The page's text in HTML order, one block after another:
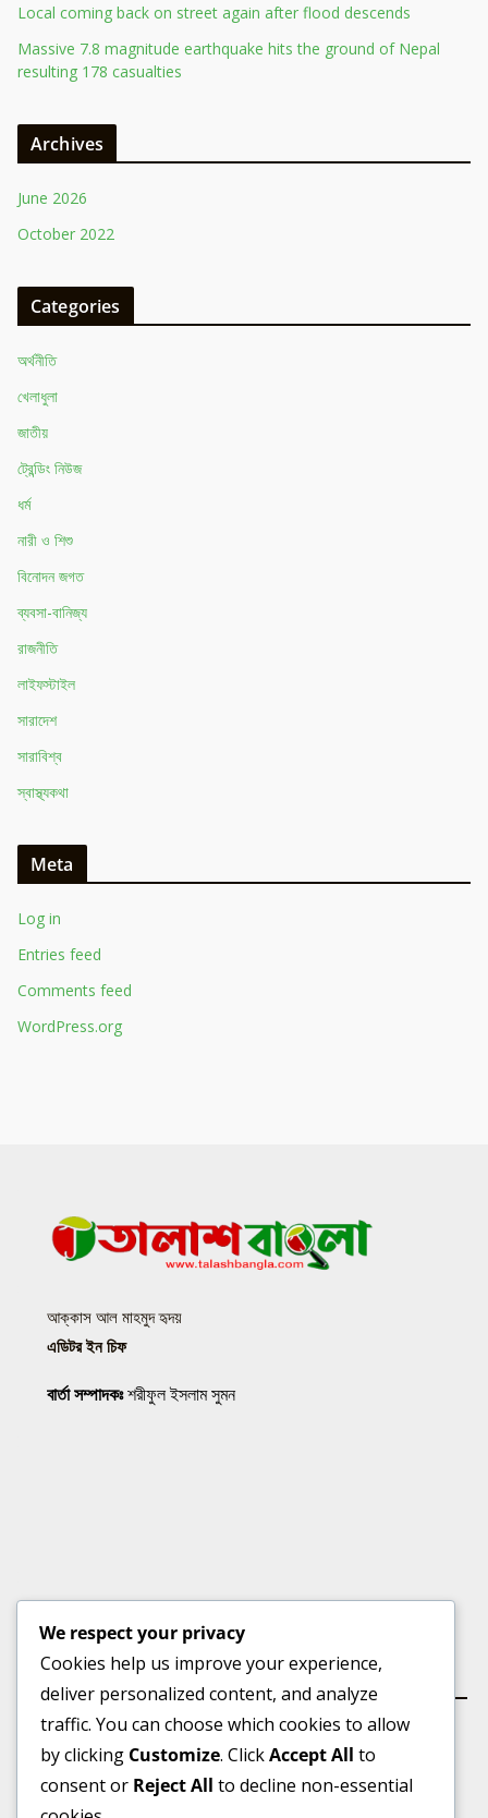
Local coming back on street again after flood descends
Massive 7.8 magnitude earthquake hits the ground of Nepal
resulting 178 casualties
Archives
June 2026
October 2022
Categories
অর্থনীতি
খেলাধুলা
জাতীয়
ট্রেন্ডিং নিউজ
ধর্ম
নারী ও শিশু
বিনোদন জগত
ব্যবসা-বানিজ্য
রাজনীতি
লাইফস্টাইল
সারাদেশ
সারাবিশ্ব
স্বাস্থ্যকথা
Meta
Log in
Entries feed
Comments feed
WordPress.org
আক্কাস আল মাহমুদ হৃদয়
এডিটর ইন চিফ
বার্তা সম্পাদকঃশরীফুল ইসলাম সুমন
কার্যালয়
We respect your privacy
Cookies help us improve your experience,
deliver personalized content, and analyze
traffic. You can choose which cookies to allow
by clicking Customize. ClickAccept All to
consent or Reject All to decline non-essential